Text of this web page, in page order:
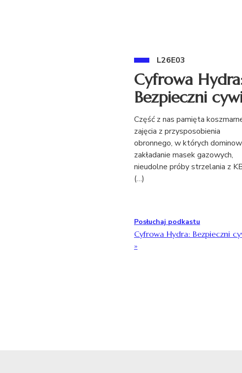
L26E03
Cyfrowa
Bezpieczni
Część z nas pamięta
zajęcia z przysposobienia
obronnego, w których
zakładanie masek gazowych,
nieudolne próby strzelania z
(…)
Posłuchaj podkastu
Cyfrowa Hydra: Bezpieczni
»